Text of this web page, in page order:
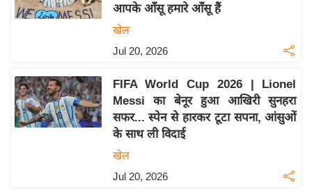
श
यं
ग
इं
आपके आँसू हमारे आँसू हैं
खेल
Jul 20, 2026
FIFA World Cup 2026 | Lionel
Messi का बेनूर हुआ आखिरी सुनहरा
सफर... स्पेन से हारकर टूटा सपना, आंसुओं
के साथ ली विदाई
खेल
Jul 20, 2026